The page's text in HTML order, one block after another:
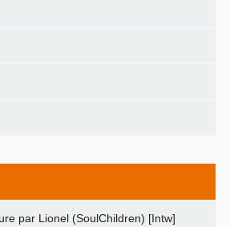
par Lionel (SoulChildren) [Intw]